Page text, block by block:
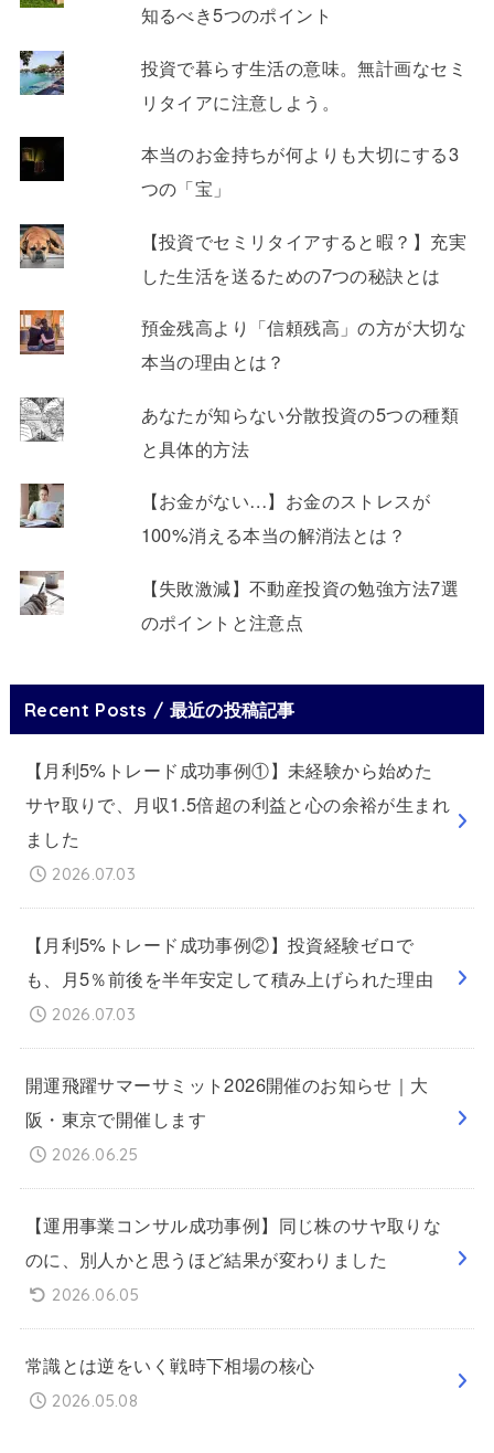
知るべき5つのポイント
投資で暮らす生活の意味。無計画なセミ
リタイアに注意しよう。
本当のお金持ちが何よりも大切にする3
つの「宝」
【投資でセミリタイアすると暇？】充実
した生活を送るための7つの秘訣とは
預金残高より「信頼残高」の方が大切な
本当の理由とは？
あなたが知らない分散投資の5つの種類
と具体的方法
【お金がない…】お金のストレスが
100%消える本当の解消法とは？
【失敗激減】不動産投資の勉強方法7選
のポイントと注意点
Recent Posts / 最近の投稿記事
【月利5%トレード成功事例①】未経験から始めた
サヤ取りで、月収1.5倍超の利益と心の余裕が生まれ
ました
2026.07.03
【月利5%トレード成功事例②】投資経験ゼロで
も、月5％前後を半年安定して積み上げられた理由
2026.07.03
開運飛躍サマーサミット2026開催のお知らせ｜大
阪・東京で開催します
2026.06.25
【運用事業コンサル成功事例】同じ株のサヤ取りな
のに、別人かと思うほど結果が変わりました
2026.06.05
常識とは逆をいく戦時下相場の核心
2026.05.08